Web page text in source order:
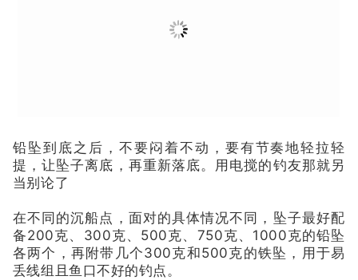
铅坠到底之后，不要闷着不动，要有节奏地轻拉轻
提，让坠子离底，再重新落底。用电搅的钓友那就另
当别论了
在不同的沉船点，面对的具体情况不同，坠子最好配
备200克、300克、500克、750克、1000克的铅坠
各两个，再附带几个300克和500克的铁坠，用于易
丢线组且鱼口不好的钓点。